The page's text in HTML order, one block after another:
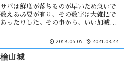
サバは鮮度が落ちるのが早いため急いで
数える必要が有り、その数字は大雑把で
あったりした。その事から、いい加減な
す。先日、詐欺師・山辺節子の事がテレ
だったが、38歳で通していた・・
2018.06.05 2021.03.22
檜山城